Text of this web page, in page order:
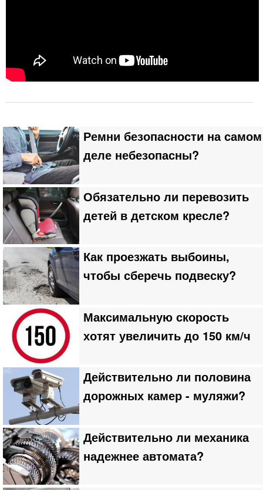
Ремни безопасности на самом
деле небезопасны?
Обязательно ли перевозить
детей в детском кресле?
Как проезжать выбоины,
чтобы сберечь подвеску?
Максимальную скорость
хотят увеличить до 150 км/ч
Действительно ли половина
дорожных камер - муляжи?
Действительно ли механика
надежнее автомата?